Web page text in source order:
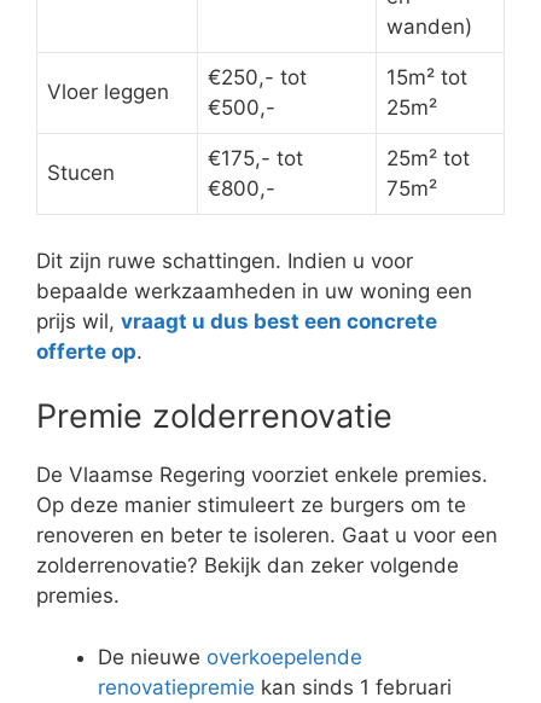
wanden)
Vloer leggen
€250,- tot
€500,-
15m² tot
25m²
Stucen
€175,- tot
€800,-
25m² tot
75m²
Dit zijn ruwe schattingen. Indien u voor
bepaalde werkzaamheden in uw woning een
prijs wil, vraagt u dus best een concrete
offerte op.
Premie zolderrenovatie
De Vlaamse Regering voorziet enkele premies.
Op deze manier stimuleert ze burgers om te
renoveren en beter te isoleren. Gaat u voor een
zolderrenovatie? Bekijk dan zeker volgende
premies.
De nieuwe overkoepelende
renovatiepremie kan sinds 1 februari